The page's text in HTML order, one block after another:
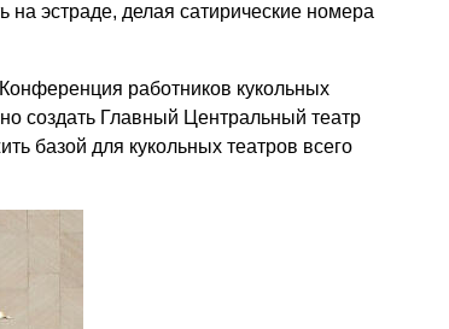
на эстраде, делая сатирические номера
работников кукольных
создать Главный Центральный театр
базой для кукольных театров всего